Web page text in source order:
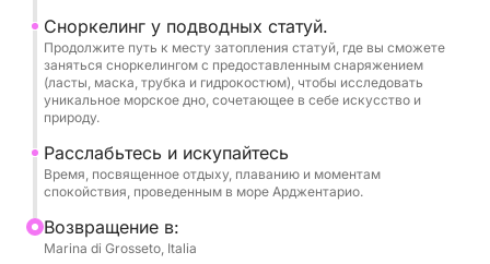
Идеальный тур для тех, кто ищет отдыха,
открытий и подлинного контакта с тосканским
морем.
Сноркелинг у подводных статуй.
Продолжите путь к месту затопления статуй, где вы сможете
заняться сноркелингом с предоставленным снаряжением
(ласты, маска, трубка и гидрокостюм), чтобы исследовать
уникальное морское дно, сочетающее в себе искусство и
природу.
Расслабьтесь и искупайтесь
Время, посвященное отдыху, плаванию и моментам
спокойствия, проведенным в море Арджентарио.
Bозвращение в:
Marina di Grosseto, Italia